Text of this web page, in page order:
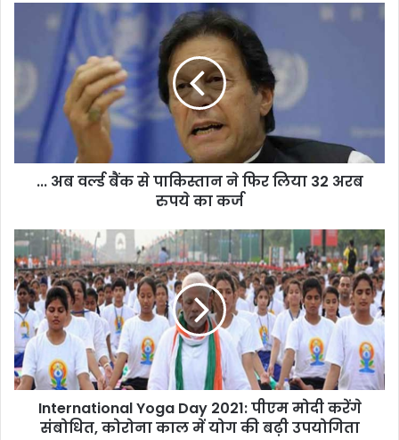
... अब वर्ल्ड बैंक से पाकिस्तान ने फिर लिया 32 अरब
रुपये का कर्ज
International Yoga Day 2021: पीएम मोदी करेंगे
संबोधित, कोरोना काल में योग की बढ़ी उपयोगिता